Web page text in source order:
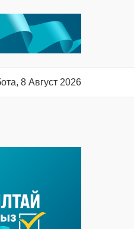
8 Август 2026